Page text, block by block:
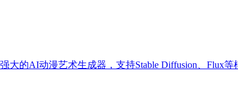
大的AI动漫艺术生成器，支持Stable Diffusion、Flux